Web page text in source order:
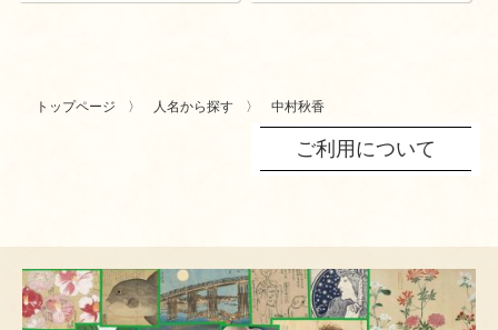
トップページ 人名から探す 中村秋香
ご利用について